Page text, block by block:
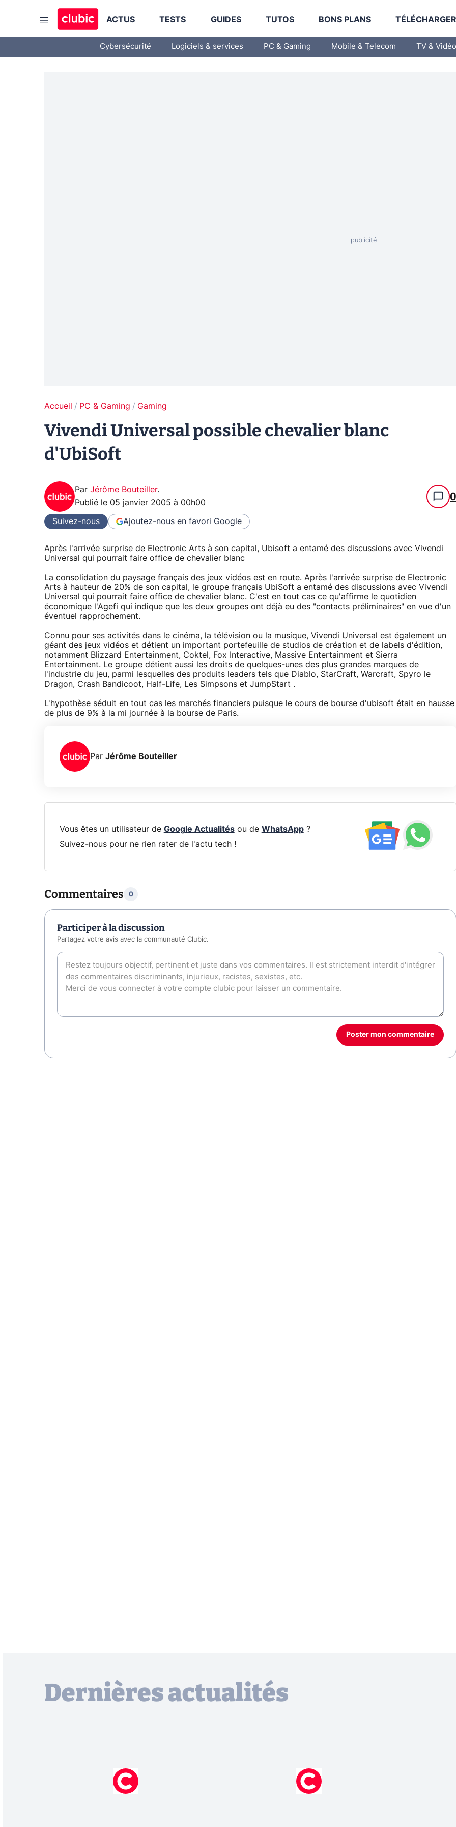
ACTUS TESTS GUIDES TUTOS BONS PLANS
Cybersécurité Logiciels & services PC & Gaming Mobile & Telecom TV & Vidéo
Accueil PC & Gaming Gaming
Vivendi Universal possible chevalier blanc
d'UbiSoft
Par Jérôme Bouteiller.
Publié le 05 janvier 2005 à 00h00 0
Suivez-nous Ajoutez-nous en favori Google
Après l'arrivée surprise de Electronic Arts à son capital, Ubisoft a entamé des discussions avec Vivendi
Universal qui pourrait faire office de chevalier blanc
La consolidation du paysage français des jeux vidéos est en route. Après l'arrivée surprise de Electronic
Arts à hauteur de 20% de son capital, le groupe français UbiSoft a entamé des discussions avec Vivendi
Universal qui pourrait faire office de chevalier blanc. C'est en tout cas ce qu'affirme le quotidien
économique l'Agefi qui indique que les deux groupes ont déjà eu des "contacts préliminaires" en vue d'un
éventuel rapprochement.
Connu pour ses activités dans le cinéma, la télévision ou la musique, Vivendi Universal est également un
géant des jeux vidéos et détient un important portefeuille de studios de création et de labels d'édition,
notamment Blizzard Entertainment, Coktel, Fox Interactive, Massive Entertainment et Sierra
Entertainment. Le groupe détient aussi les droits de quelques-unes des plus grandes marques de
l'industrie du jeu, parmi lesquelles des produits leaders tels que Diablo, StarCraft, Warcraft, Spyro le
Dragon, Crash Bandicoot, Half-Life, Les Simpsons et JumpStart .
L'hypothèse séduit en tout cas les marchés financiers puisque le cours de bourse d'ubisoft était en hausse
de plus de 9% à la mi journée à la bourse de Paris.
Par Jérôme Bouteiller
Vous êtes un utilisateur de Google Actualitésou de WhatsApp?
Suivez-nous pour ne rien rater de l'actu tech !
Commentaires 0
Participer à la discussion
Partagez votre avis avec la communauté Clubic.
Poster mon commentaire
Dernières actualités